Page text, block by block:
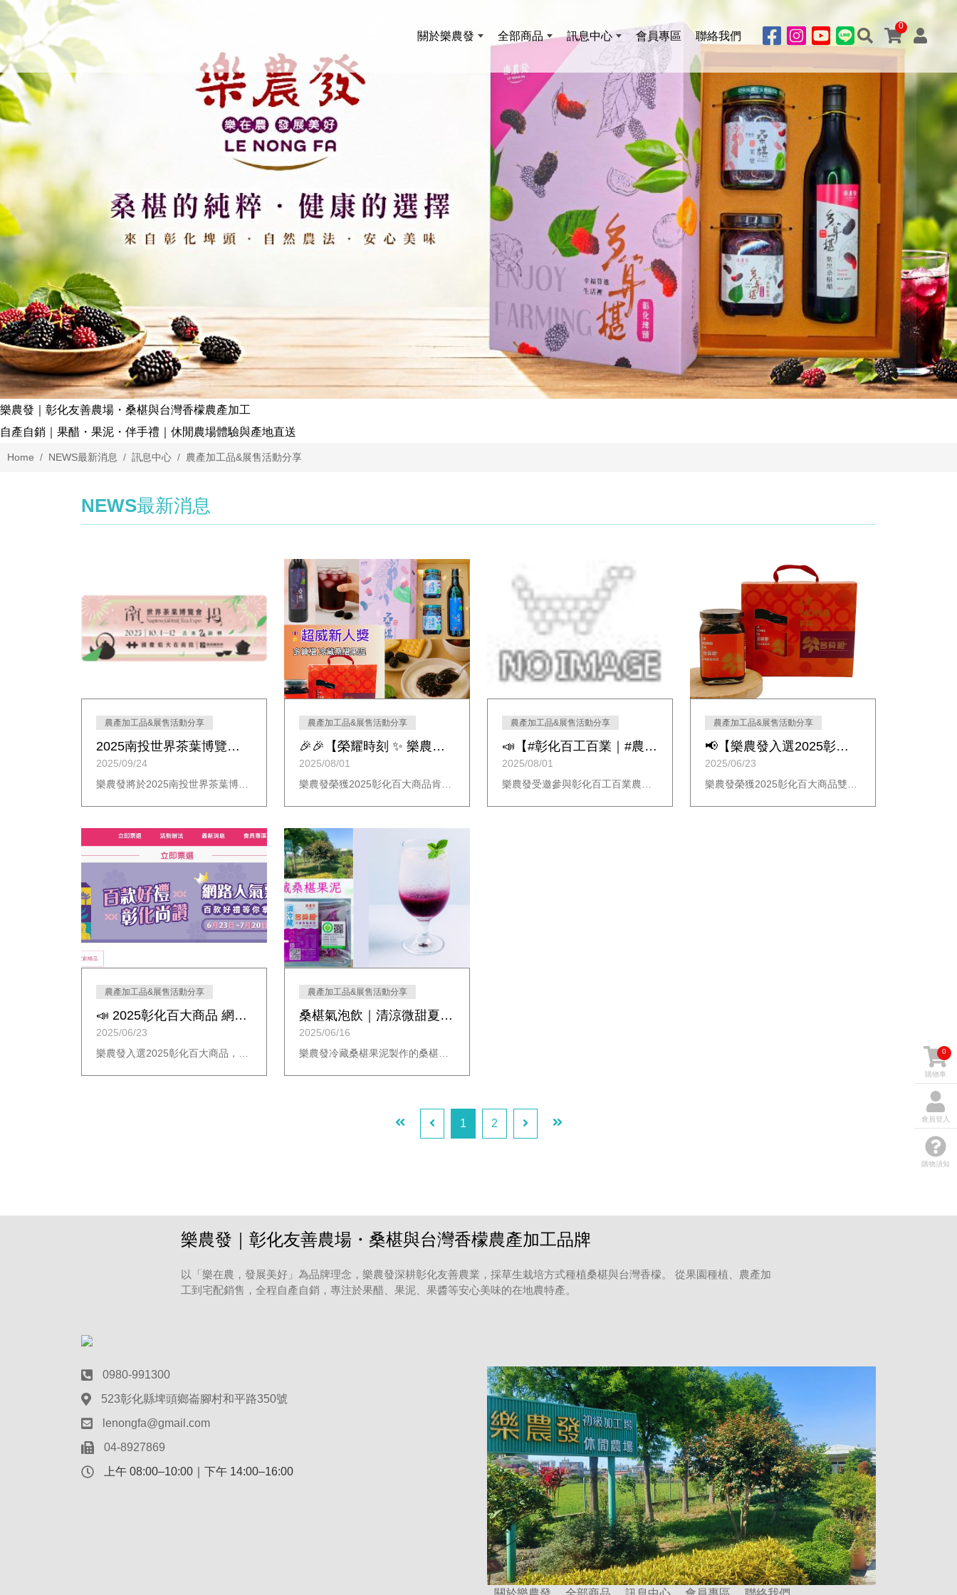
關於樂農發 全部商品 訊息中心 會員專區 聯絡我們
0
樂農發｜彰化友善農場・桑椹與台灣香檬農產加工
自產自銷｜果醋・果泥・伴手禮｜休閒農場體驗與產地直送
Home NEWS最新消息 訊息中心 農產加工品&展售活動分享
NEWS最新消息
農產加工品&展售活動分享
2025南投世界茶葉博覽會｜樂農發進駐農加幸福＋館
2025/09/24
農產加工品&展售活動分享
🎉🎉【榮耀時刻 ✨ 樂農發榮獲2025彰化百大商品】🎉🎉
2025/08/01
農產加工品&展售活動分享
📣【#彰化百工百業｜#農業青創班 分享現場直擊】
2025/08/01
農產加工品&展售活動分享
📢【樂農發入選2025彰化百大商品 🎉】
2025/06/23
農產加工品&展售活動分享
📣 2025彰化百大商品 網路人氣票選開跑囉！
2025/06/23
農產加工品&展售活動分享
桑椹氣泡飲｜清涼微甜夏日首選
2025/06/16
1 2
購物車
0
會員登入
購物須知
樂農發｜彰化友善農場・桑椹與台灣香檬農產加工品牌
以「樂在農，發展美好」為品牌理念，樂農發深耕彰化友善農業，採草生栽培方式種植桑椹與台灣香檬。 從果園種植、農產加
工到宅配銷售，全程自產自銷，專注於果醋、果泥、果醬等安心美味的在地農特產。
0980-991300
523彰化縣埤頭鄉崙腳村和平路350號
lenongfa@gmail.com
04-8927869
上午 08:00–10:00｜下午 14:00–16:00